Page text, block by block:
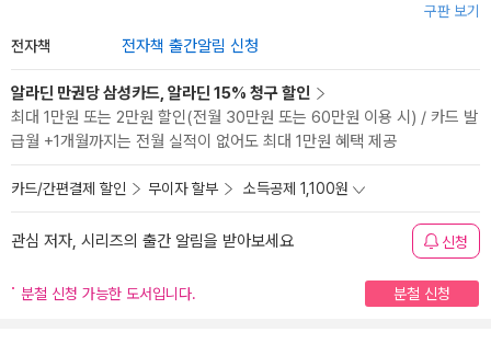
구판 보기
전자책 전자책 출간알림 신청
알라딘 만권당 삼성카드, 알라딘 15% 청구 할인
최대 1만원 또는 2만원 할인(전월 30만원 또는 60만원 이용 시) / 카드 발
급월 +1개월까지는 전월 실적이 없어도 최대 1만원 혜택 제공
카드/간편결제 할인 무이자 할부 소득공제 1,100원
관심 저자, 시리즈의 출간 알림을 받아보세요 신청
분철 신청 가능한 도서입니다. 분철 신청